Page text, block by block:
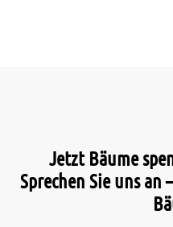
Jetzt Bäume
Sprechen Sie uns